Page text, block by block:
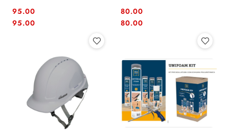
Cena:
95.00
Cena:
95.00 Cena:
80.00
Cena:
80.00